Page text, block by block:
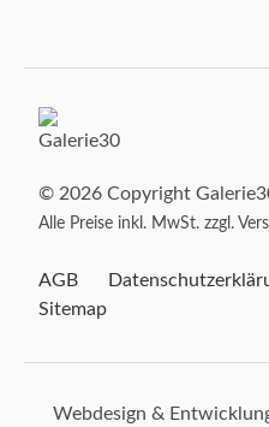
© 2026 Copyright
Alle Preise inkl. MwSt. zzgl.
AGB
Sitemap
Webdesign &